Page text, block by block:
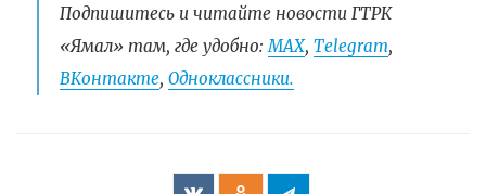
Подпишитесь и читайте новости ГТРК
«Ямал» там, где удобно:МАХ, Telegram,
ВКонтакте, Одноклассники.